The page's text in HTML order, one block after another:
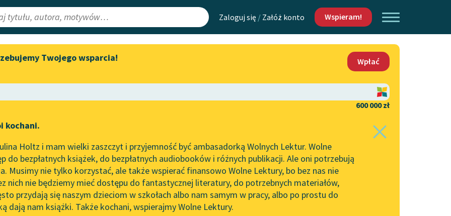
Zaloguj się / Załóż konto Wspieram!
Lektury
redakcyjne
Aktualności
„Prokurator Alicja Horn” do
literatury skandynawskiej
Spotkanie z Katarzyną Tunkiel
w Oslo
102. lata temu zmarł Joseph
Conrad
Mapa Wolnych Lektur
Leśmianator
API
OAI-PMH
Widget Wolnych Lektur
Kontakt
O projekcie
Zasady wykorzystania
Wolnych Lektur
Logotypy
Materiały promocyjne
Twojego wsparcia!
Wpłać
600 000 zł
kochani.
Holtz i mam wielki zaszczyt i przyjemność być ambasadorką Wolnych Lektur. Wolne
do bezpłatnych książek, do bezpłatnych audiobooków i różnych publikacji. Ale oni potrzebują
Musimy nie tylko korzystać, ale także wspierać finansowo Wolne Lektury, bo bez nas nie
nich nie będziemy mieć dostępu do fantastycznej literatury, do potrzebnych materiałów,
przydają się naszym dzieciom w szkołach albo nam samym w pracy, albo po prostu do
dają nam książki. Także kochani, wspierajmy Wolne Lektury.
✖ Pozytywizm✖